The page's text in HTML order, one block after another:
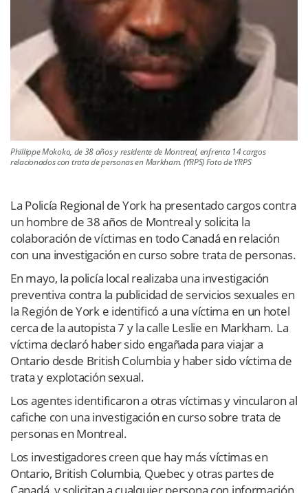
Phillippe Mokoko, de 38 años y residente de Montreal, enfrenta 14 cargos
relacionados con trata de personas en Markham. (YRPS) Foto de YRPS
La Policía Regional de York ha presentado cargos contra
un hombre de 38 años de Montreal y solicita la
colaboración de víctimas en todo Canadá en relación
con una investigación en curso sobre trata de personas.
En mayo, la policía local realizaba una investigación
preventiva contra la publicidad de servicios sexuales en
la Región de York e identificó a una víctima en un hotel
cerca de la autopista 7 y la calle Leslie en Markham. La
víctima declaró haber sido engañada para viajar a
Ontario desde British Columbia y haber sido víctima de
trata y explotación sexual.
Los agentes identificaron a otras víctimas y vincularon al
cafiche con una investigación en curso sobre trata de
personas en Montreal.
Los investigadores creen que hay más víctimas en
Ontario, British Columbia, Quebec y otras partes de